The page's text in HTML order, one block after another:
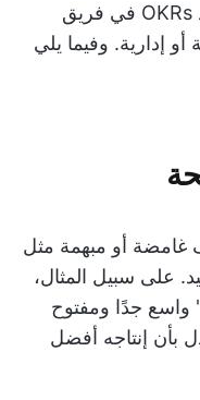
قد تكون التحديات التي تواجه تنفيذ OKRs في فريق
أو إدارية. وفيما يلي
غامضة أو مبهمة مثل
على سبيل المثال،
جدًا ومفتوح
بأن إنتاجه أفضل